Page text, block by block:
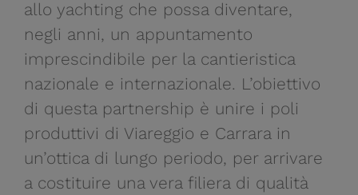
allo yachting che possa diventare,
negli anni, un appuntamento
imprescindibile per la cantieristica
nazionale e internazionale. L’obiettivo
di questa partnership è unire i poli
produttivi di Viareggio e Carrara in
un’ottica di lungo periodo, per arrivare
a costituire una vera filiera di qualità